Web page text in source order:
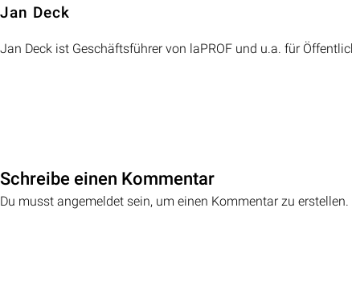
Jan Deck
Jan Deck ist Geschäftsführer von laPROF und u.a. für
Schreibe einen Kommentar
Du musst angemeldet sein, um einen Kommentar zu erstellen.